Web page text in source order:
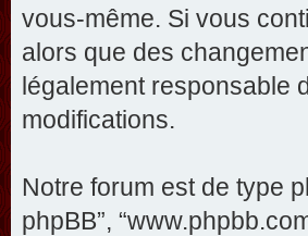
vous-même. Si vous
alors que des
légalement responsable
modifications.
Notre forum est de type
phpBB”,